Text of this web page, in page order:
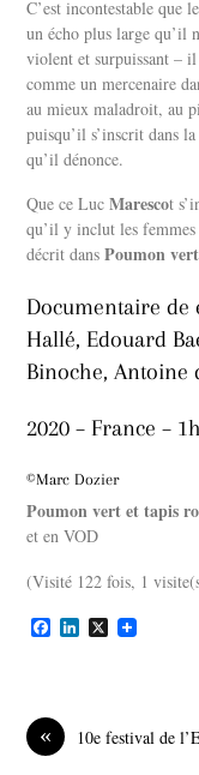
C’est incontestable que
un écho plus large qu’il
violent et surpuissant –
comme un mercenaire
au mieux maladroit, au
puisqu’il s’inscrit dans
qu’il dénonce.
Que ce LucMarescot
qu’il y inclut les
décrit dansPoumon
Documentaire de
Hallé, Edouard
Binoche, Antoine
2020 – France –
©Marc Dozier
Poumon vert et tapis
et en VOD
(Visité 122 fois, 1
F
o
o
k
L
I
X
« 10e festival de